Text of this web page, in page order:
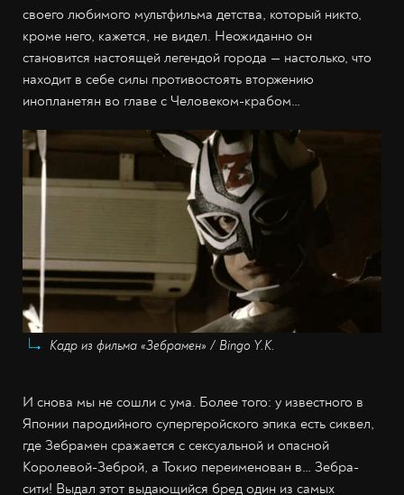
своего любимого мультфильма детства, который никто,
кроме него, кажется, не видел. Неожиданно он
становится настоящей легендой города — настолько, что
находит в себе силы противостоять вторжению
инопланетян во главе с Человеком-крабом…
Кадр из фильма «Зебрамен» / Bingo Y.K.
И снова мы не сошли с ума. Более того: у известного в
Японии пародийного супергеройского эпика есть сиквел,
где Зебрамен сражается с сексуальной и опасной
Королевой-Зеброй, а Токио переименован в… Зебра-
сити! Выдал этот выдающийся бред один из самых